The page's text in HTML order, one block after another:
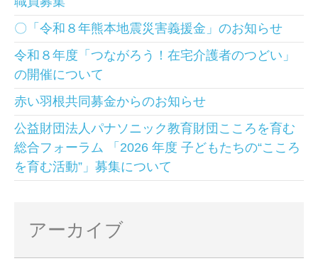
〇「令和８年熊本地震災害義援金」のお知らせ
令和８年度「つながろう！在宅介護者のつどい」
の開催について
赤い羽根共同募金からのお知らせ
公益財団法人パナソニック教育財団こころを育む
総合フォーラム 「2026 年度 子どもたちの“こころ
を育む活動”」募集について
アーカイブ